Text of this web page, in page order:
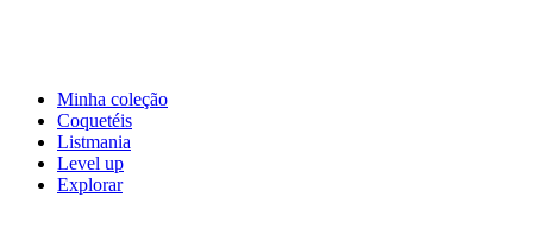
Minha coleção
Coquetéis
Listmania
Level up
Explorar